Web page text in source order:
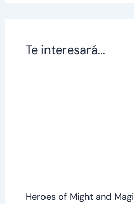
Te interesará...
Heroes of Might and